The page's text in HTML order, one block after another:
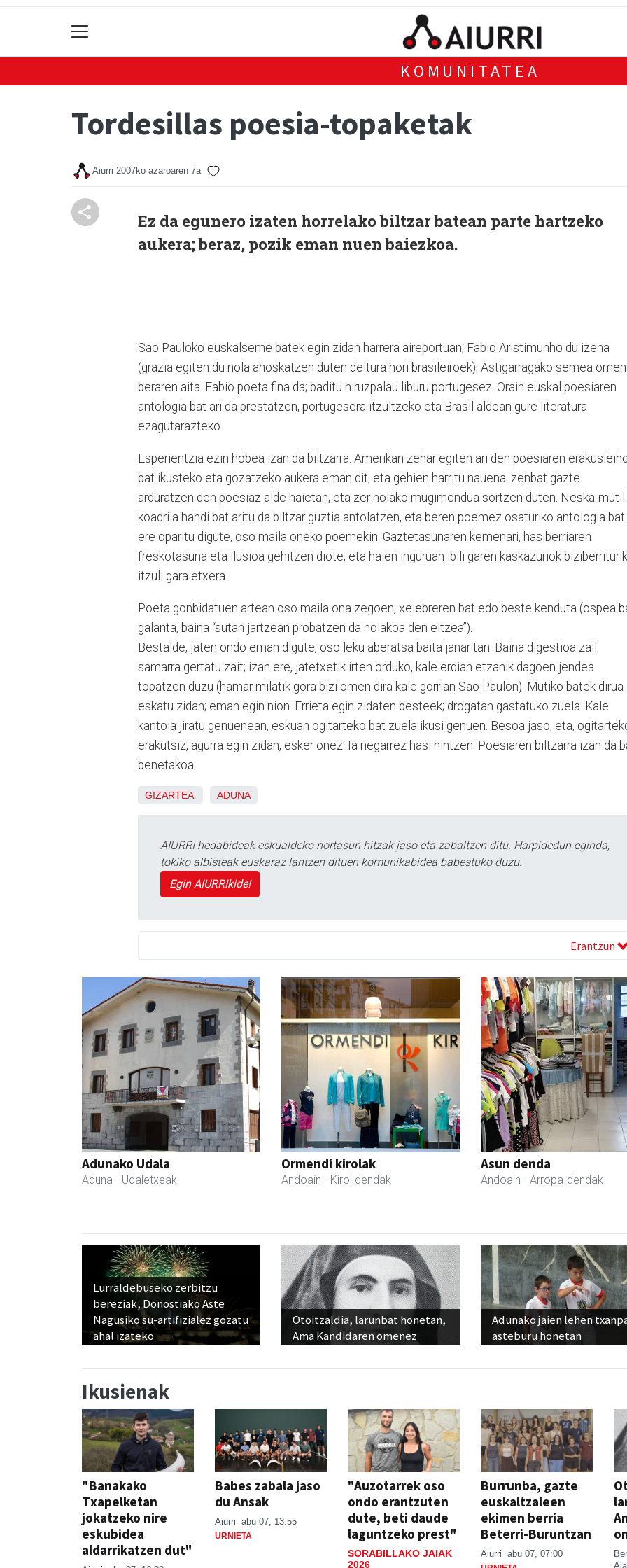
KOMUNITATEA
Tordesillas poesia-topaketak
Aiurri 2007ko azaroaren 7a
Ez da egunero izaten horrelako biltzar batean parte hartzeko
aukera; beraz, pozik eman nuen baiezkoa.
Sao Pauloko euskalseme batek egin zidan harrera aireportuan; Fabio Aristimunho du izena
(grazia egiten du nola ahoskatzen duten deitura hori brasileiroek); Astigarragako semea omen
beraren aita. Fabio poeta fina da; baditu hiruzpalau liburu portugesez. Orain euskal poesiaren
antologia bat ari da prestatzen, portugesera itzultzeko eta Brasil aldean gure literatura
ezagutarazteko.
Esperientzia ezin hobea izan da biltzarra. Amerikan zehar egiten ari den poesiaren
bat ikusteko eta gozatzeko aukera eman dit; eta gehien harritu nauena: zenbat gazte
arduratzen den poesiaz alde haietan, eta zer nolako mugimendua sortzen duten. Neska-mutil
koadrila handi bat aritu da biltzar guztia antolatzen, eta beren poemez osaturiko antologia bat
ere oparitu digute, oso maila oneko poemekin. Gaztetasunaren kemenari, hasiberriaren
freskotasuna eta ilusioa gehitzen diote, eta haien inguruan ibili garen kaskazuriok biziberriturik
itzuli gara etxera.
Poeta gonbidatuen artean oso maila ona zegoen, xelebreren bat edo beste kenduta (ospea
galanta, baina “sutan jartzean probatzen da nolakoa den eltzea”).
Bestalde, jaten ondo eman digute, oso leku aberatsa baita janaritan. Baina digestioa zail
samarra gertatu zait; izan ere, jatetxetik irten orduko, kale erdian etzanik dagoen jendea
topatzen duzu (hamar milatik gora bizi omen dira kale gorrian Sao Paulon). Mutiko batek dirua
eskatu zidan; eman egin nion. Errieta egin zidaten besteek; drogatan gastatuko zuela. Kale
kantoia jiratu genuenean, eskuan ogitarteko bat zuela ikusi genuen. Besoa jaso, eta,
erakutsiz, agurra egin zidan, esker onez. Ia negarrez hasi nintzen. Poesiaren biltzarra izan da
benetakoa.
GIZARTEA ADUNA
AIURRI hedabideak eskualdeko nortasun hitzak jaso eta zabaltzen ditu. Harpidedun eginda,
tokiko albisteak euskaraz lantzen dituen komunikabidea babestuko duzu.
Egin AIURRIkide!
Erantzun
Adunako Udala
Aduna - Udaletxeak
Ormendi kirolak
Andoain - Kirol dendak
Asun denda
Andoain - Arropa-dendak
Lurraldebuseko zerbitzu
bereziak, Donostiako Aste
Nagusiko su-artifizialez gozatu
ahal izateko
Otoitzaldia, larunbat honetan,
Ama Kandidaren omenez
Adunako jaien lehen
asteburu honetan
Ikusienak
"Banakako
Txapelketan
jokatzeko nire
eskubidea
aldarrikatzen dut"
Babes zabala jaso
du Ansak
Aiurri abu 07, 13:55
URNIETA
"Auzotarrek oso
ondo erantzuten
dute, beti daude
laguntzeko prest"
SORABILLAKO JAIAK
2026
Burrunba, gazte
euskaltzaleen
ekimen berria
Beterri-Buruntzan
Aiurri abu 07, 07:00